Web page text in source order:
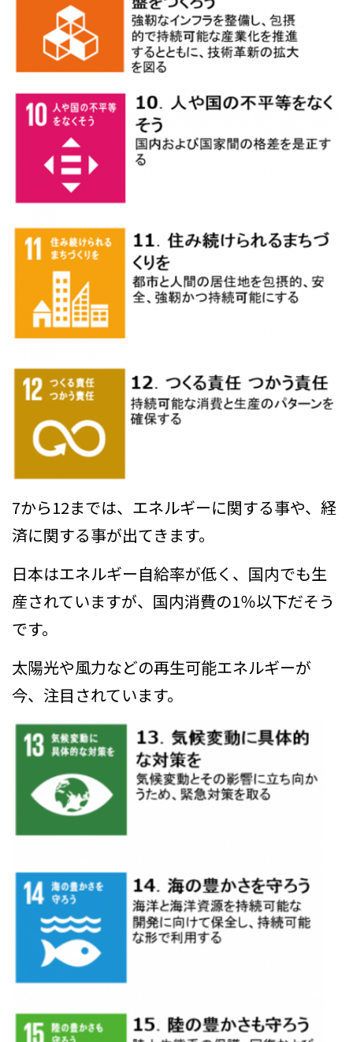
7から12までは、エネルギーに関する事や、経
済に関する事が出てきます。
日本はエネルギー自給率が低く、国内でも生
産されていますが、国内消費の1％以下だそう
です。
太陽光や風力などの再生可能エネルギーが
今、注目されています。